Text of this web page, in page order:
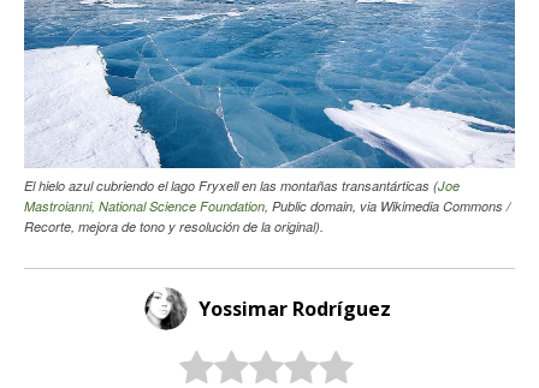
El hielo azul cubriendo el lago Fryxell en las montañas transantárticas (Joe
Mastroianni, National Science Foundation, Public domain, via Wikimedia Commons /
Recorte, mejora de tono y resolución de la original).
Yossimar Rodríguez